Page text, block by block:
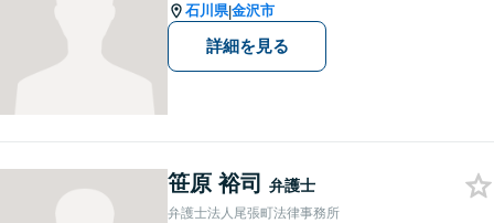
石川県|金沢市
詳細を見る
笹原 裕司 弁護士
弁護士法人尾張町法律事務所